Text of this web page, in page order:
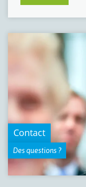
Contact
Des questions ?